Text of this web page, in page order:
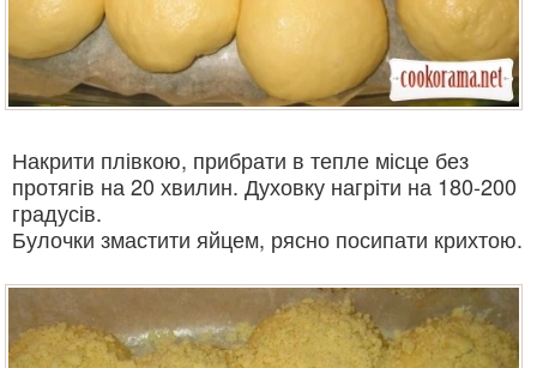
Накрити плівкою, прибрати в тепле місце без
протягів на 20 хвилин. Духовку нагріти на 180-200
градусів.
Булочки змастити яйцем, рясно посипати крихтою.